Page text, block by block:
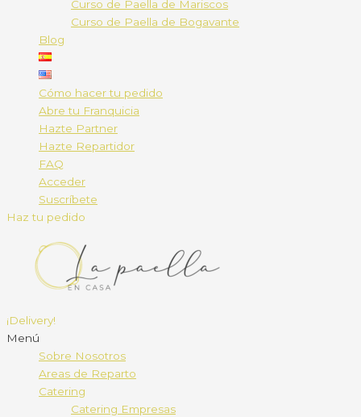
Curso de Paella de Mariscos
Curso de Paella de Bogavante
Blog
Cómo hacer tu pedido
Abre tu Franquicia
Hazte Partner
Hazte Repartidor
FAQ
Acceder
Suscríbete
Haz tu pedido
¡Delivery!
Menú
Sobre Nosotros
Areas de Reparto
Catering
Catering Empresas